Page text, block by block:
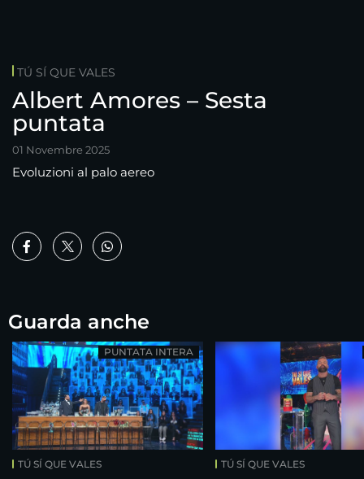
TÚ SÍ QUE VALES
Albert Amores – Sesta
puntata
01 Novembre 2025
Evoluzioni al palo aereo
Guarda anche
TÚ SÍ QUE VALES
PUNTATA INTERA
TÚ SÍ QUE VALES